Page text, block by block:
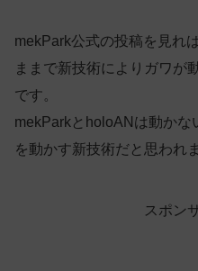
mekPark公式の投稿を見れ
ままで新技術によりガワが
です。
mekParkとholoANは動か
を動かす新技術だと思われ
スポン